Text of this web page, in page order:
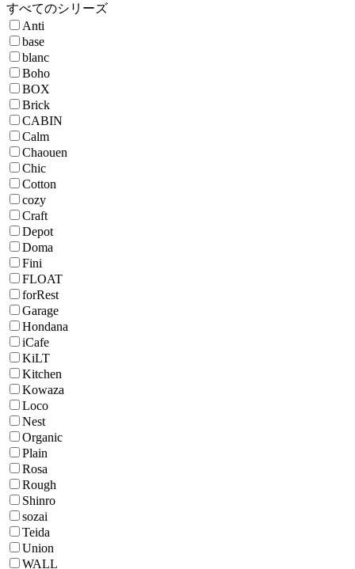
すべてのシリーズ
Anti
base
blanc
Boho
BOX
Brick
CABIN
Calm
Chaouen
Chic
Cotton
cozy
Craft
Depot
Doma
Fini
FLOAT
forRest
Garage
Hondana
iCafe
KiLT
Kitchen
Kowaza
Loco
Nest
Organic
Plain
Rosa
Rough
Shinro
sozai
Teida
Union
WALL